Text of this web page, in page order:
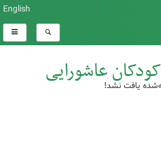
English
عاشورایییافت نشد!